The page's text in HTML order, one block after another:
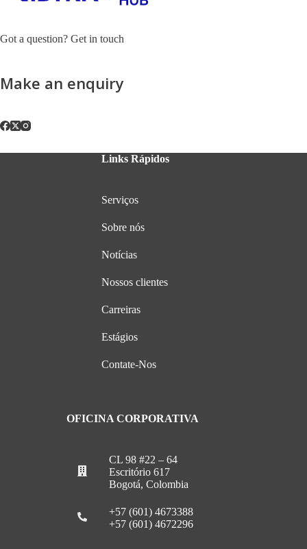
Got a question? Get in touch
Make an enquiry
Links Rápidos
Serviços
Sobre nós
Notícias
Nossos clientes
Carreiras
Estágios
Contate-Nos
OFICINA CORPORATIVA
CL 98 #22 – 64
Escritório 617
Bogotá, Colombia
+57 (601) 4673388
+57 (601) 4672296